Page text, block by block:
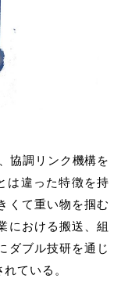
協調リンク機構を
は違った特徴を持
くて重い物を掴む
における搬送、組
ダブル技研を通じ
ている。